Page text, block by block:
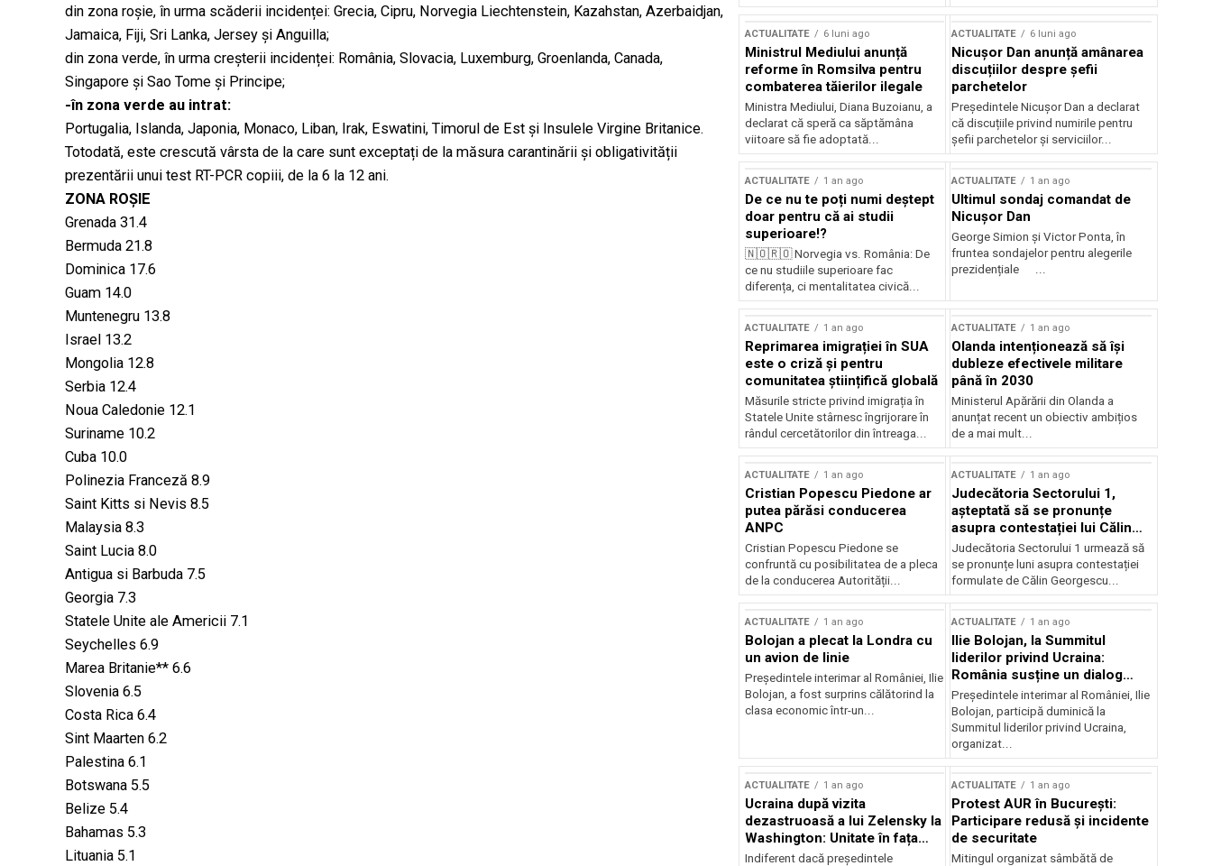
din zona roșie, în urma scăderii incidenței: Grecia, Cipru, Norvegia Liechtenstein, Kazahstan, Azerbaidjan,
Jamaica, Fiji, Sri Lanka, Jersey și Anguilla;
din zona verde, în urma creșterii incidenței: România, Slovacia, Luxemburg, Groenlanda, Canada,
Singapore și Sao Tome și Principe;
-în zona verde au intrat:
Portugalia, Islanda, Japonia, Monaco, Liban, Irak, Eswatini, Timorul de Est și Insulele Virgine Britanice.
Totodată, este crescută vârsta de la care sunt exceptați de la măsura carantinării și obligativității
prezentării unui test RT-PCR copiii, de la 6 la 12 ani.
ZONA ROȘIE
Grenada 31.4
Bermuda 21.8
Dominica 17.6
Guam 14.0
Muntenegru 13.8
Israel 13.2
Mongolia 12.8
Serbia 12.4
Noua Caledonie 12.1
Suriname 10.2
Cuba 10.0
Polinezia Franceză 8.9
Saint Kitts si Nevis 8.5
Malaysia 8.3
Saint Lucia 8.0
Antigua si Barbuda 7.5
Georgia 7.3
Statele Unite ale Americii 7.1
Seychelles 6.9
Marea Britanie** 6.6
Slovenia 6.5
Costa Rica 6.4
Sint Maarten 6.2
Palestina 6.1
Botswana 5.5
Belize 5.4
Bahamas 5.3
Lituania 5.1
ACTUALITATE 6 luni ago
Ministrul Mediului anunță
reforme în Romsilva pentru
combaterea tăierilor ilegale
Ministra Mediului, Diana Buzoianu, a
declarat că speră ca săptămâna
viitoare să fie adoptată...
ACTUALITATE 6 luni ago
Nicușor Dan anunță amânarea
discuțiilor despre șefii
parchetelor
Președintele Nicușor Dan a declarat
că discuțiile privind numirile pentru
șefii parchetelor și serviciilor...
ACTUALITATE 1 an ago
De ce nu te poți numi deștept
doar pentru că ai studii
superioare!?
🇳🇴🇷🇴 Norvegia vs. România: De
ce nu studiile superioare fac
diferența, ci mentalitatea civică...
ACTUALITATE 1 an ago
Ultimul sondaj comandat de
Nicușor Dan
George Simion și Victor Ponta, în
fruntea sondajelor pentru alegerile
prezidențiale ...
ACTUALITATE 1 an ago
Reprimarea imigrației în SUA
este o criză și pentru
comunitatea științifică globală
Măsurile stricte privind imigrația în
Statele Unite stârnesc îngrijorare în
rândul cercetătorilor din întreaga...
ACTUALITATE 1 an ago
Olanda intenționează să își
dubleze efectivele militare
până în 2030
Ministerul Apărării din Olanda a
anunțat recent un obiectiv ambițios
de a mai mult...
ACTUALITATE 1 an ago
Cristian Popescu Piedone ar
putea părăsi conducerea
ANPC
Cristian Popescu Piedone se
confruntă cu posibilitatea de a pleca
de la conducerea Autorității...
ACTUALITATE 1 an ago
Judecătoria Sectorului 1,
așteptată să se pronunțe
asupra contestației lui Călin
Georgescu privind controlul
judiciar
Judecătoria Sectorului 1 urmează să
se pronunțe luni asupra contestației
formulate de Călin Georgescu...
ACTUALITATE 1 an ago
Bolojan a plecat la Londra cu
un avion de linie
Președintele interimar al României, Ilie
Bolojan, a fost surprins călătorind la
clasa economic într-un...
ACTUALITATE 1 an ago
Ilie Bolojan, la Summitul
liderilor privind Ucraina:
România susține un dialog
transatlantic pentru securitate
și stabilitate
Președintele interimar al României, Ilie
Bolojan, participă duminică la
Summitul liderilor privind Ucraina,
organizat...
ACTUALITATE 1 an ago
Ucraina după vizita
dezastruoasă a lui Zelensky la
Washington: Unitate în fața
incertitudinii
Indiferent dacă președintele
ACTUALITATE 1 an ago
Protest AUR în București:
Participare redusă și incidente
de securitate
Mitingul organizat sâmbătă de